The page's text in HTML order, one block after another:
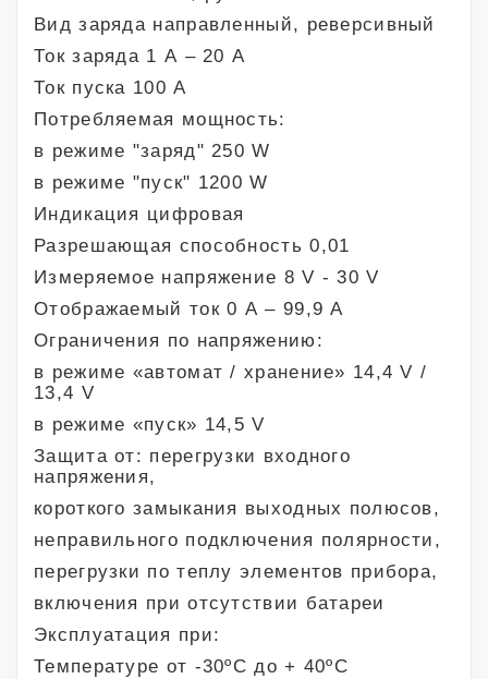
Вид заряда направленный, реверсивный
Ток заряда 1 А – 20 А
Ток пуска 100 А
Потребляемая мощность:
в режиме "заряд" 250 W
в режиме "пуск" 1200 W
Индикация цифровая
Разрешающая способность 0,01
Измеряемое напряжение 8 V - 30 V
Отображаемый ток 0 А – 99,9 А
Ограничения по напряжению:
в режиме «автомат / хранение» 14,4 V /
13,4 V
в режиме «пуск» 14,5 V
Защита от: перегрузки входного
напряжения,
короткого замыкания выходных полюсов,
неправильного подключения полярности,
перегрузки по теплу элементов прибора,
включения при отсутствии батареи
Эксплуатация при:
Температуре от -30ºС до + 40ºС